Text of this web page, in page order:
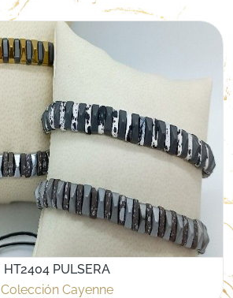
HT2404 PULSERA
Colección Cayenne